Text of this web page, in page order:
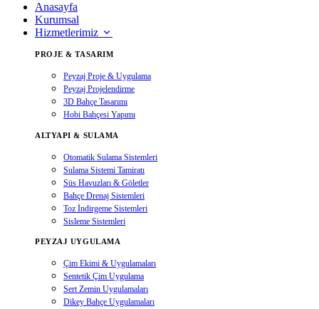
Anasayfa
Kurumsal
Hizmetlerimiz
PROJE & TASARIM
Peyzaj Proje & Uygulama
Peyzaj Projelendirme
3D Bahçe Tasarımı
Hobi Bahçesi Yapımı
ALTYAPI & SULAMA
Otomatik Sulama Sistemleri
Sulama Sistemi Tamiratı
Süs Havuzları & Göletler
Bahçe Drenaj Sistemleri
Toz İndirgeme Sistemleri
Sisleme Sistemleri
PEYZAJ UYGULAMA
Çim Ekimi & Uygulamaları
Sentetik Çim Uygulama
Sert Zemin Uygulamaları
Dikey Bahçe Uygulamaları